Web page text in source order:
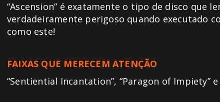
“Ascension” é exatamente o tipo de disco que
verdadeiramente perigoso quando executado
como este!
FAIXAS QUE MERECEM ATENÇÃO
“Sentiential Incantation”, “Paragon of Impiety” e